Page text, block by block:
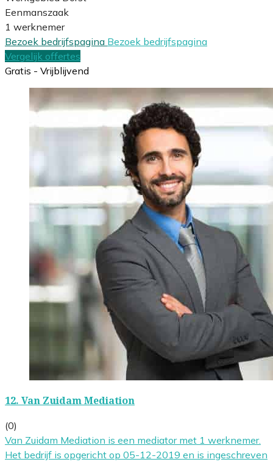
Eenmanszaak
1 werknemer
Bezoek bedrijfspagina Bezoek bedrijfspagina
Vergelijk offertes
Gratis - Vrijblijvend
12. Van Zuidam Mediation
(0)
Van Zuidam Mediation is een mediator met 1 werknemer.
Het bedrijf is opgericht op 05-12-2019 en is ingeschreven